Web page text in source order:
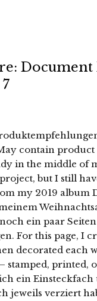
contain product
in the middle of
but I still
my 2019 album
ein paar
For this page, I
decorated each
stamped, printed,
ich ein
jeweils verziert